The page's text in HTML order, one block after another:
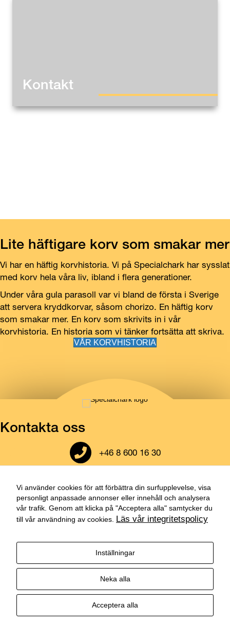
Kontakt
Lite häftigare korv som smakar mer
Vi har en häftig korvhistoria. Vi på Specialchark har sysslat
med korv hela våra liv, ibland i flera generationer.
Under våra gula parasoll var vi bland de första i Sverige
att servera kryddkorvar, såsom chorizo. En häftig korv
som smakar mer. En korv som skrivits in i vår
korvhistoria. En historia som vi tänker fortsätta att skriva.
VÅR KORVHISTORIA
Kontakta oss
Ring till oss
+46 8 600 16 30
136 50 Jordbro
Skicka ett mail till oss
order@specialchark.se
Besök vår instagram
Besök vår facebook
Besök vår Linkedin
© 2026 Specialchark Stockholm AB. All Rights Reserved.
Vi använder cookies för att förbättra din surfupplevelse, visa
personligt anpassade annonser eller innehåll och analysera
vår trafik. Genom att klicka på "Acceptera alla" samtycker du
till vår användning av cookies. Läs vår integritetspolicy
Inställningar
Neka alla
Acceptera alla